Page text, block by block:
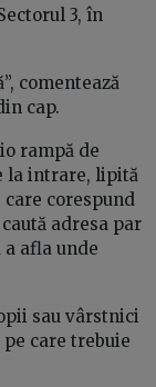
3, în
comentează
cap.
rampă de
la intrare, lipită
care corespund
adresa par
afla unde
sau vârstnici
care trebuie